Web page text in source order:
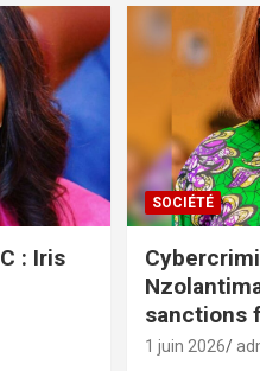
: Iris
SOCIÉTÉ
sanctions
1 juin 2026